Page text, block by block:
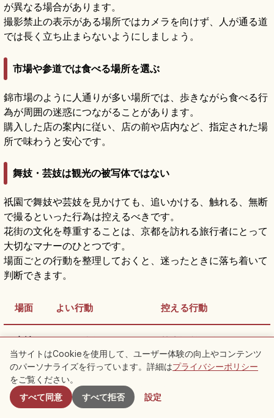
が異なる場合があります。
撮影禁止の表示がある場所ではカメラを向けず、人が通る道
では長く立ち止まらないようにしましょう。
市場や参道では食べる場所を選ぶ
錦市場のように人通りが多い場所では、歩きながら食べる行
為が周囲の迷惑につながることがあります。
購入した店の案内に従い、店の前や店内など、指定された場
所で味わうと安心です。
舞妓・芸妓は観光の被写体ではない
祇園で舞妓や芸妓を見かけても、追いかける、触れる、無断
で撮るといった行為は控えるべきです。
花街の文化を尊重することは、京都を訪れる旅行者にとって
大切なマナーのひとつです。
場面ごとの行動を整理しておくと、迷ったときに落ち着いて
判断できます。
場面 よい行動 控える行動
寺社 静かに参拝 禁止場所撮影
祇園 距離を保つ 追いかける
市場 店前で飲食
付近のスポット
当サイトはCookieを使用して、ユーザー体験の向上やコンテンツ
のパーソナライズを行っています。詳細はプライバシーポリシー
をご覧ください。
すべて同意
すべて拒否 設定